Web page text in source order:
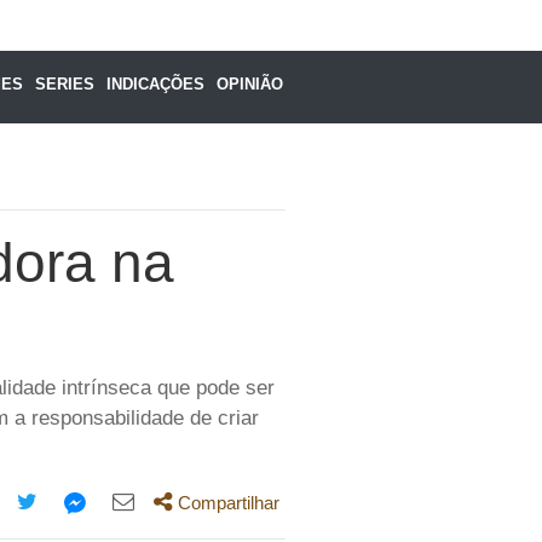
SERIES INDICAÇÕES OPINIÃO
na
intrínseca que pode ser
a responsabilidade de criar
Compartilhar